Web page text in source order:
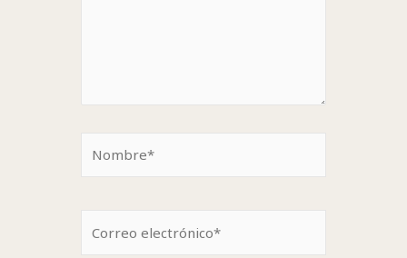
electrónico*